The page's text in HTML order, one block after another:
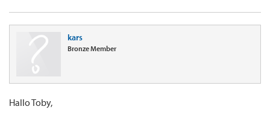
kars
Bronze Member
Hallo Toby,